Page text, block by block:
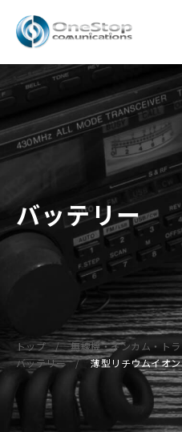
バッテリー
トップ
無線機・インカム・ト
バッテリー
薄型リチウムイオ